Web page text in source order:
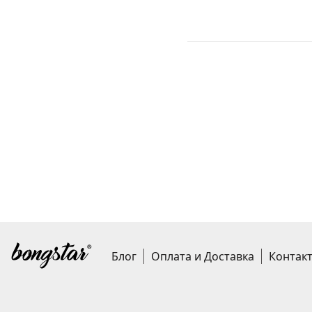
Блог Оплата и Доставка